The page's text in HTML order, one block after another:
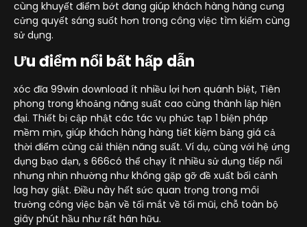
cùng khuyết điểm bớt đang giúp khách hàng hàng cưng
cửng quyết sáng suốt hơn trong công việc tìm kiếm cùng
sử dụng.
Ưu điểm nổi bất hấp dẫn
xóc đĩa 99win download ít nhiều lợi hơn quánh biệt, Tiên
phong trong khoảng năng suất cao cùng thành lập hiện
đại. Thiết bị cập nhật các tác vụ phức tạp 1 biện pháp
mềm mịn, giúp khách hàng hàng tiết kiệm bảng giá cả
thời điểm cùng cải thiện năng suất. Ví dụ, cùng với hệ ứng
dụng bạo dạn, s 666có thể chạy ít nhiều sử dụng tiếp nối
nhưng nhịn nhường như không gặp gỡ đề xuất bối cảnh
lag hay giật. Điều này hết sức quan trọng trong môi
trường công việc bận về tối mắt về tối mũi, chỗ toàn bộ
giây phút hầu như rất hãn hữu.